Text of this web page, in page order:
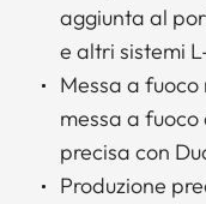
aggiunta al
e altri sistemi
Messa a
messa a
precisa con
Produzione